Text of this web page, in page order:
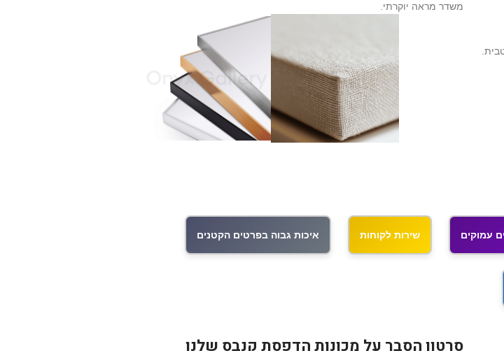
משדר מראה יוקרתי.
עמוקים שירות לקוחות איכות גבוה בפרטים הקטנים
סרטון הסבר על מכונות הדפסת קנבס שלנו